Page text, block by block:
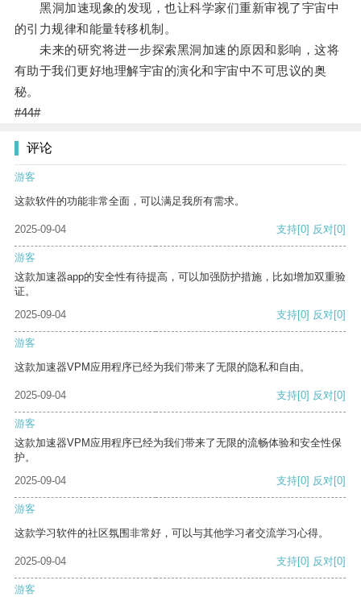
黑洞加速现象的发现，也让科学家们重新审视了宇宙中
的引力规律和能量转移机制。
未来的研究将进一步探索黑洞加速的原因和影响，这将
有助于我们更好地理解宇宙的演化和宇宙中不可思议的奥
秘。
#44#
评论
游客
这款软件的功能非常全面，可以满足我所有需求。
2025-09-04 支持[0] 反对[0]
游客
这款加速器app的安全性有待提高，可以加强防护措施，比如增加双重验
证。
2025-09-04
支持[0] 反对[0]
游客
这款加速器VPM应用程序已经为我们带来了无限的隐私和自由。
2025-09-04 支持[0] 反对[0]
游客
这款加速器VPM应用程序已经为我们带来了无限的流畅体验和安全性保
护。
2025-09-04
支持[0] 反对[0]
游客
这款学习软件的社区氛围非常好，可以与其他学习者交流学习心得。
2025-09-04 支持[0] 反对[0]
游客